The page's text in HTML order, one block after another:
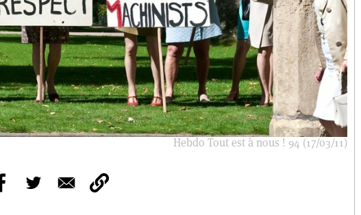
Hebdo Tout est à nous ! 94 (17/03/11)